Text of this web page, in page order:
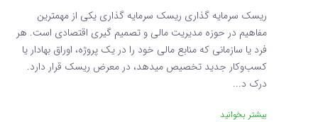
ریسک سرمایه‌ گذاری ریسک سرمایه‌ گذاری یکی از مهمترین
مفاهیم در حوزه مدیریت مالی و تصمیم گیری اقتصادی است. هر
فرد یا سازمانی که منابع مالی خود را در یک پروژه، اوراق بهادار یا
کسب‌وکار جدید تخصیص میدهد، در معرض ریسک قرار دارد.
درک د...
بیشتر بخوانید